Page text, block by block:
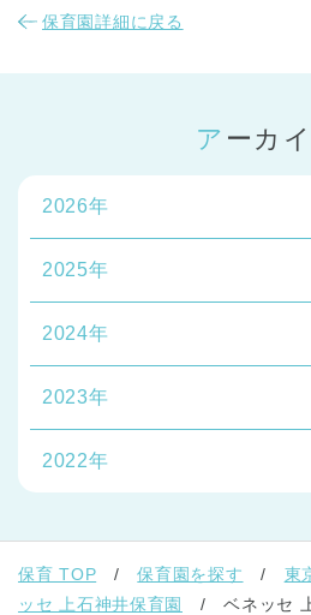
保育園詳細に戻る
アーカ
2026年
2025年
2024年
2023年
2022年
保育 TOP 保育園を探す 東
ッセ 上石神井保育園
ベネッセ